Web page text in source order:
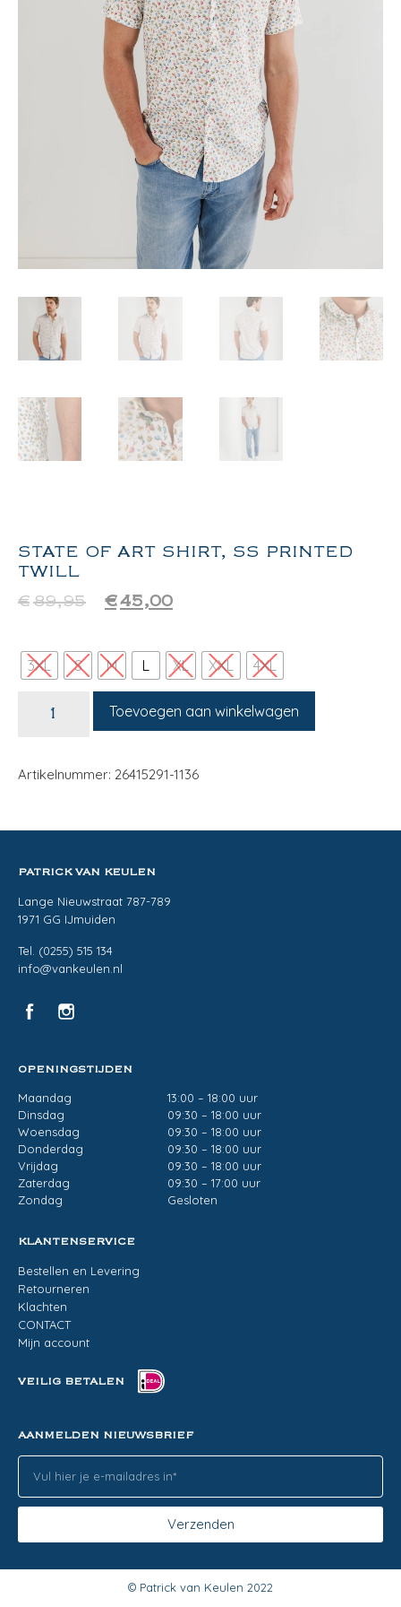
STATE OF ART SHIRT, SS PRINTED
TWILL
€89,95 €45,00
3XL S M L XL XXL 4XL
Toevoegen aan winkelwagen
Artikelnummer: 26415291-1136
PATRICK VAN KEULEN
Lange Nieuwstraat 787-789
1971 GG IJmuiden
Tel. (0255) 515 134
info@vankeulen.nl
OPENINGSTIJDEN
Maandag
13:00 – 18:00 uur
Dinsdag
09:30 – 18:00 uur
Woensdag
09:30 – 18:00 uur
Donderdag
09:30 – 18:00 uur
Vrijdag
09:30 – 18:00 uur
Zaterdag
09:30 – 17:00 uur
Zondag
Gesloten
KLANTENSERVICE
Bestellen en Levering
Retourneren
Klachten
CONTACT
Mijn account
VEILIG BETALEN
AANMELDEN NIEUWSBRIEF
Verzenden
© Patrick van Keulen 2022